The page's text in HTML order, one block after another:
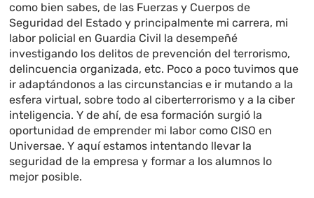
como bien sabes, de las Fuerzas y Cuerpos de
Seguridad del Estado y principalmente mi carrera, mi
labor policial en Guardia Civil la desempeñé
investigando los delitos de prevención del terrorismo,
delincuencia organizada, etc. Poco a poco tuvimos que
ir adaptándonos a las circunstancias e ir mutando a la
esfera virtual, sobre todo al ciberterrorismo y a la ciber
inteligencia. Y de ahí, de esa formación surgió la
oportunidad de emprender mi labor como CISO en
Universae. Y aquí estamos intentando llevar la
seguridad de la empresa y formar a los alumnos lo
mejor posible.